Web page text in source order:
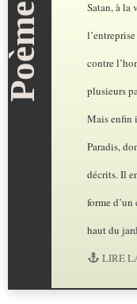
Satan, à la
contre
plusieurs
Mais enfin
Paradis,
décrits. Il
forme
haut du
LIRE